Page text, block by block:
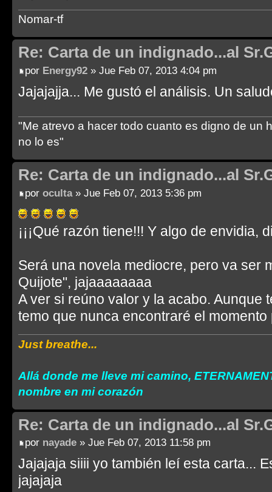
Nomar-tf
Re: Carta de un indignado...al
por Energy92 » Jue Feb 07, 2013 4:04 pm
Jajajajja... Me gustó el análisis. Un
"Me atrevo a hacer todo cuanto es digno de un
no lo es"
Re: Carta de un indignado...al
por oculta» Jue Feb 07, 2013 5:36 pm
¡¡¡Qué razón tiene!!! Y algo de envidia,
Será una novela mediocre, pero va ser
Quijote", jajaaaaaaaa
A ver si reúno valor y la acabo. Aunque
temo que nunca encontraré el momento
Just breathe...
Allá donde me lleve mi camino,
nombre en mi corazón
Re: Carta de un indignado...al
por nayade » Jue Feb 07, 2013 11:58 pm
Jajajaja siiii yo también leí esta carta...
jajajaja